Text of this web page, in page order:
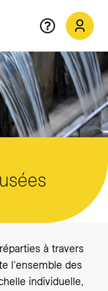
à travers
l'ensemble des
individuelle,